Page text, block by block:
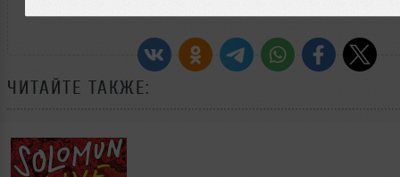
ЧИТАЙТЕ ТАКЖЕ: